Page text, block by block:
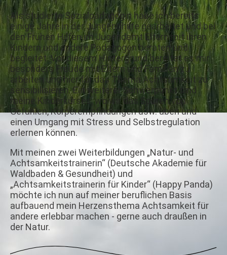
Als studierte Sozialpädagogin habe ich bereits
einige Jahre in der Jungendhilfe gearbeitet und bei
den Frühen Hilfen im Jugendamt Eltern mit ihren
Kindern und andere Pädagogen beraten und
begleitet. Vor diesem Hintergrund bereitet es mir
besonders Freude mit Eltern und Familien zu
arbeiten und hier für das Thema Achtsamkeit zu
sensibilisieren. Ein weiterer Schwerpunkt sind
meine Kinderkurses, wo wir das Spüren von
Gefühlen, Körperempfindungen usw. üben und
einen Umgang mit Stress und Selbstregulation
erlernen können.
Mit meinen zwei Weiterbildungen „Natur- und
Achtsamkeitstrainerin“ (Deutsche Akademie für
Waldbaden & Gesundheit) und
„Achtsamkeitstrainerin für Kinder“ (Happy Panda)
möchte ich nun auf meiner beruflichen Basis
aufbauend mein Herzensthema Achtsamkeit für
andere erlebbar machen - gerne auch draußen in
der Natur.